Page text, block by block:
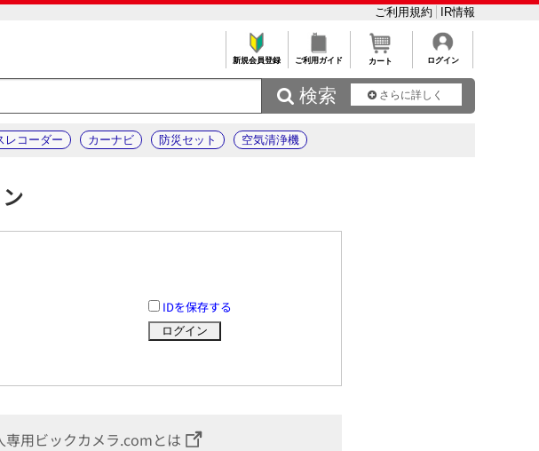
ご利用規約 IR情報
新規会員登録 ご利用ガイド カート ログイン
 検索 さらに詳しく
レコーダー カーナビ 防災セット 空気清浄機
IDを保存する
専用ビックカメラ.comとは